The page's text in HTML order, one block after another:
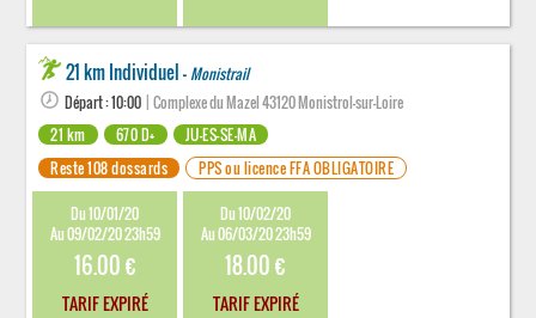
21 km Individuel - Monistrail
Départ : 10:00 | Complexe du Mazel 43120 Monistrol-sur-Loire
21 km
670 D+
JU-ES-SE-MA
Reste 108 dossards
PPS ou licence FFA OBLIGATOIRE
Du 10/01/20
Au 09/02/20 23h59
16.00 €
TARIF EXPIRÉ
Du 10/02/20
Au 06/03/20 23h59
18.00 €
TARIF EXPIRÉ